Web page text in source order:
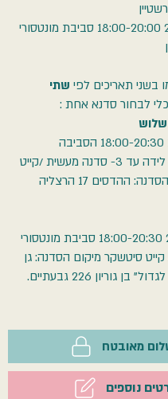
יום ד' 28/09/22 18:00-20:00 סביבת מונטסורי
בשני תאריכים לפי שתי
לבחור סדנא אחת :
שלוש
יום ד' 19/10/22 18:00-20:30 הסביבה
המובנית בגילאי לידה עד 3- סדנה מעשית /קייט
ההדסים 17 הרצליה
יום א' 23/10/22 18:00-20:30 סביבת מונטסורי
סיטשקר מיקום הסדנה: גן
גוריון 226 גבעתיים.
מאובטח
נוספים